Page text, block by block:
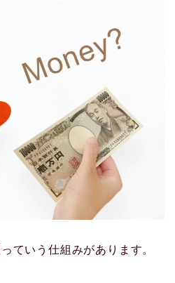
ていう仕組みがあります。